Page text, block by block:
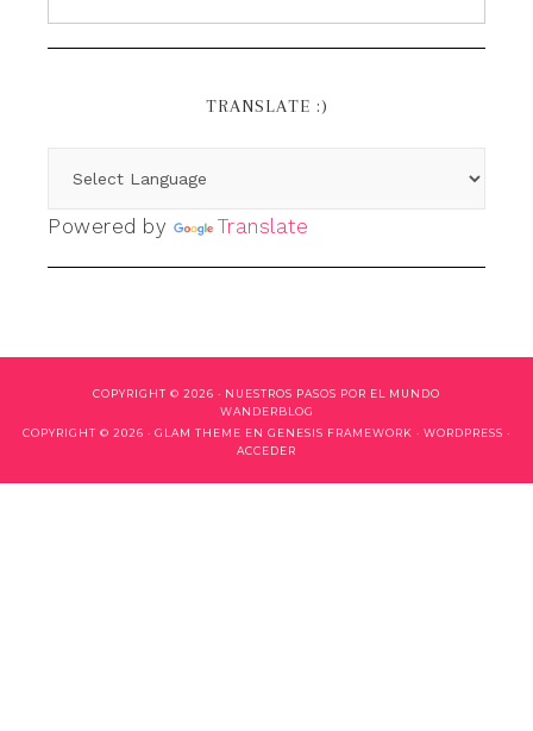
TRANSLATE :)
Powered by Translate
COPYRIGHT © 2026 · NUESTROS PASOS POR EL MUNDO
WANDERBLOG
COPYRIGHT © 2026 · GLAM THEME EN GENESIS FRAMEWORK · WORDPRESS ·
ACCEDER